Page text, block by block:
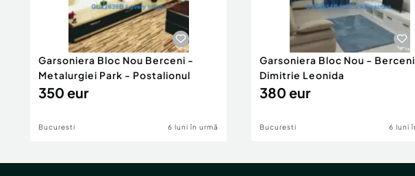
Garsoniera Bloc Nou Berceni -
Metalurgiei Park - Postalionul
350 eur
Bucuresti 6 luni în urmă
Garsoniera Bloc Nou -
Dimitrie Leonida
380 eur
Bucuresti 6 luni